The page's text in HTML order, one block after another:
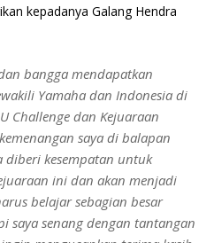
kepadanya Galang Hendra
bangga mendapatkan
Yamaha dan Indonesia di
Challenge dan Kejuaraan
saya di balapan
diberi kesempatan untuk
ini dan akan menjadi
belajar sebagian besar
saya senang dengan tantangan